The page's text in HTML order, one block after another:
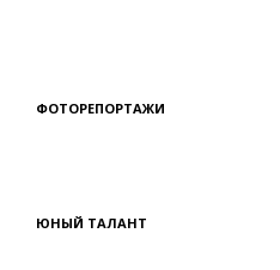
ФОТОРЕПОРТАЖИ
ЮНЫЙ ТАЛАНТ